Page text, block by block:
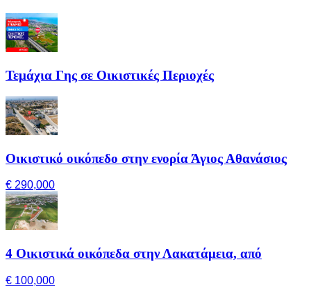
Τεμάχια Γης σε Οικιστικές Περιοχές
Οικιστικό οικόπεδο στην ενορία Άγιος Αθανάσιος
€ 290,000
4 Οικιστικά οικόπεδα στην Λακατάμεια, από
€ 100,000